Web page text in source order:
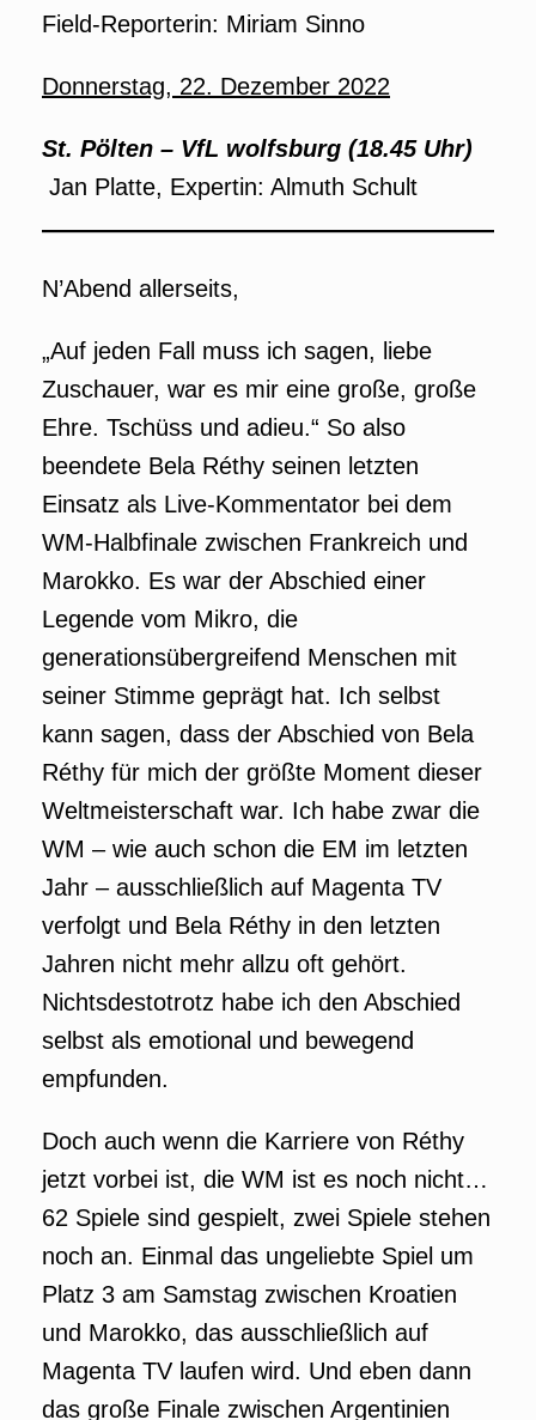
Field-Reporterin: Miriam Sinno
Donnerstag, 22. Dezember 2022
St. Pölten – VfL wolfsburg (18.45 Uhr)
Jan Platte, Expertin: Almuth Schult
N’Abend allerseits,
„Auf jeden Fall muss ich sagen, liebe
Zuschauer, war es mir eine große, große
Ehre. Tschüss und adieu.“ So also
beendete Bela Réthy seinen letzten
Einsatz als Live-Kommentator bei dem
WM-Halbfinale zwischen Frankreich und
Marokko. Es war der Abschied einer
Legende vom Mikro, die
generationsübergreifend Menschen mit
seiner Stimme geprägt hat. Ich selbst
kann sagen, dass der Abschied von Bela
Réthy für mich der größte Moment dieser
Weltmeisterschaft war. Ich habe zwar die
WM – wie auch schon die EM im letzten
Jahr – ausschließlich auf Magenta TV
verfolgt und Bela Réthy in den letzten
Jahren nicht mehr allzu oft gehört.
Nichtsdestotrotz habe ich den Abschied
selbst als emotional und bewegend
empfunden.
Doch auch wenn die Karriere von Réthy
jetzt vorbei ist, die WM ist es noch nicht…
62 Spiele sind gespielt, zwei Spiele stehen
noch an. Einmal das ungeliebte Spiel um
Platz 3 am Samstag zwischen Kroatien
und Marokko, das ausschließlich auf
Magenta TV laufen wird. Und eben dann
das große Finale zwischen Argentinien